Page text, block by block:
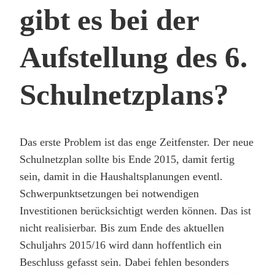
gibt es bei der
Aufstellung des 6.
Schulnetzplans?
Das erste Problem ist das enge Zeitfenster. Der neue
Schulnetzplan sollte bis Ende 2015, damit fertig
sein, damit in die Haushaltsplanungen eventl.
Schwerpunktsetzungen bei notwendigen
Investitionen berücksichtigt werden können. Das ist
nicht realisierbar. Bis zum Ende des aktuellen
Schuljahrs 2015/16 wird dann hoffentlich ein
Beschluss gefasst sein. Dabei fehlen besonders